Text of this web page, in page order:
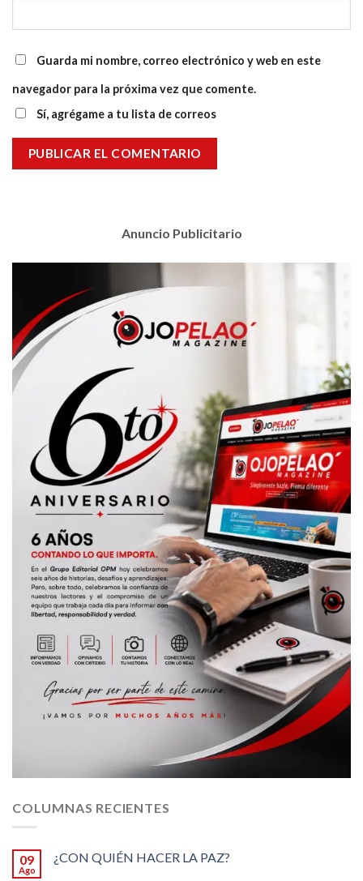
Guarda mi nombre, correo electrónico y web en este
navegador para la próxima vez que comente.
Sí, agrégame a tu lista de correos
Anuncio Publicitario
COLUMNAS RECIENTES
09
Ago
¿CON QUIÉN HACER LA PAZ?